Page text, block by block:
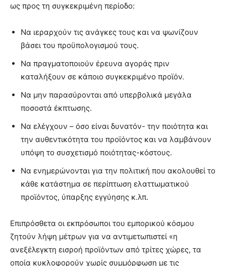
ως προς τη συγκεκριμένη περίοδο:
Να ιεραρχούν τις ανάγκες τους και να ψωνίζουν
βάσει του προϋπολογισμού τους.
Να πραγματοποιούν έρευνα αγοράς πριν
καταλήξουν σε κάποιο συγκεκριμένο προϊόν.
Να μην παρασύρονται από υπερβολικά μεγάλα
ποσοστά έκπτωσης.
Να ελέγχουν – όσο είναι δυνατόν- την ποιότητα και
την αυθεντικότητα του προϊόντος και να λαμβάνουν
υπόψη το συσχετισμό ποιότητας-κόστους.
Να ενημερώνονται για την πολιτική που ακολουθεί το
κάθε κατάστημα σε περίπτωση ελαττωματικού
προϊόντος, ύπαρξης εγγύησης κ.λπ.
Επιπρόσθετα οι εκπρόσωποι του εμπορικού κόσμου
ζητούν λήψη μέτρων για να αντιμετωπιστεί «η
ανεξέλεγκτη εισροή προϊόντων από τρίτες χώρες, τα
οποία κυκλοφορούν χωρίς συμμόρφωση με τις